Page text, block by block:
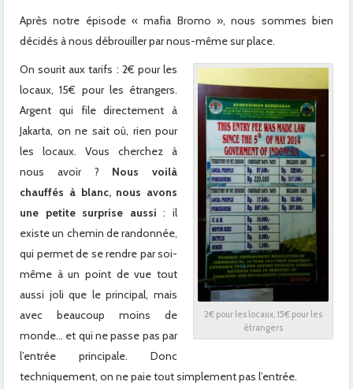
Après notre épisode « mafia Bromo », nous sommes bien
décidés à nous débrouiller par nous-même sur place.
2€ pour les locaux, 15€ pour les
étrangers
On sourit aux tarifs : 2€ pour les
locaux, 15€ pour les étrangers.
Argent qui file directement à
Jakarta, on ne sait où, rien pour
les locaux. Vous cherchez à
nous avoir ? Nous voilà
chauffés à blanc, nous avons
une petite surprise aussi : il
existe un chemin de randonnée,
qui permet de se rendre par soi-
même à un point de vue tout
aussi joli que le principal, mais
avec beaucoup moins de
monde… et qui ne passe pas par
l’entrée principale. Donc
techniquement, on ne paie tout simplement pas l’entrée.